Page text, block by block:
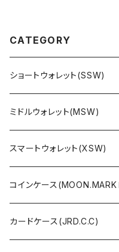
CATEGORY
ショートウォレット(SSW)
ミドルウォレット(MSW)
スマートウォレット(XSW)
コインケース
カードケース(JRD.C.C)